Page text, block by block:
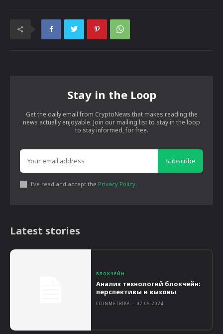
Stay in the Loop
Get the daily email from CryptoNews that makes reading the
news actually enjoyable. Join our mailing list to stay in the loop
to stay informed, for free.
Subscribe
I've read and accept the Privacy Policy
Latest stories
БЛОКЧЕЙН
Анализ технологий блокчейн:
перспективы и вызовы
COINMETRIKA - 07.05.2024